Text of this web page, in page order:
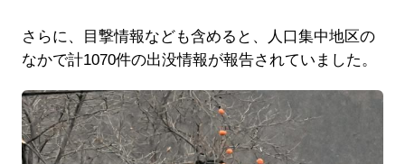
さらに、目撃情報なども含めると、人口集中地区の
なかで計1070件の出没情報が報告されていました。